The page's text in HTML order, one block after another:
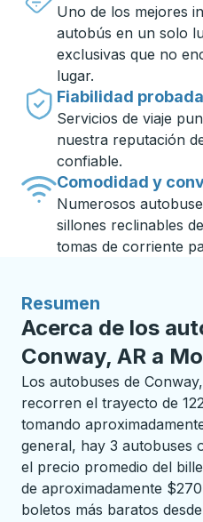
Uno de los mejores
autobús en un solo
exclusivas que no
lugar.
Fiabilidad probada
Servicios de viaje
nuestra reputación
confiable.
Comodidad y
Numerosos
sillones reclinables
tomas de corriente
Resumen
Acerca de los
Conway, AR a
Los autobuses de
recorren el trayecto de
tomando
general, hay 3 autobuses
el precio promedio del
de aproximadamente
boletos más baratos